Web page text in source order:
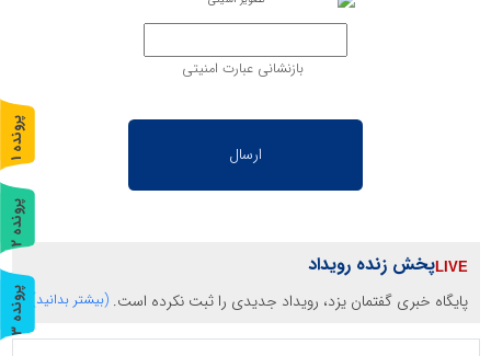
بازنشانی عبارت امنیتی
پخش زنده رویداد
پایگاه خبری گفتمان یزد، رویداد جدیدی را ثبت نکرده است. (بیشتر بدانید)
پ
ر
و
ن
د
ه
1
پ
ر
و
ن
د
ه
2
پ
ر
و
ن
د
ه
3